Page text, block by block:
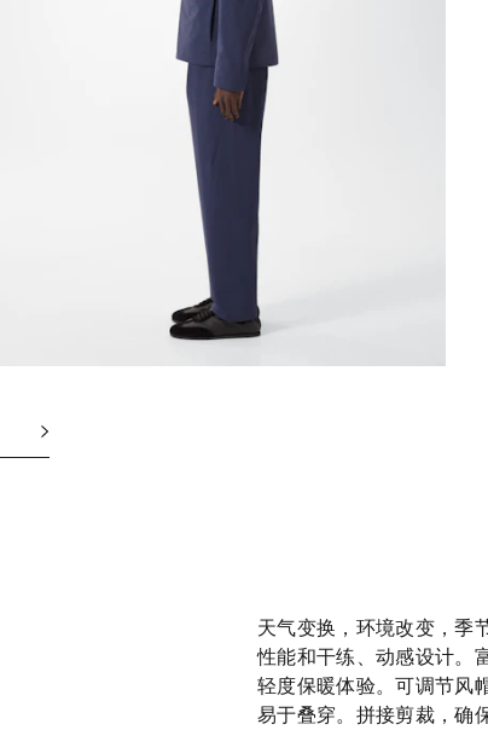
天气变换，环境改变，季
性能和干练、动感设计。
轻度保暖体验。可调节风
易于叠穿。拼接剪裁，确